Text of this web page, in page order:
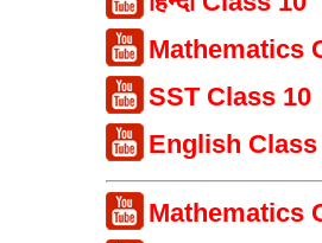
Mathematics
SST Class 10
English Class
Mathematics